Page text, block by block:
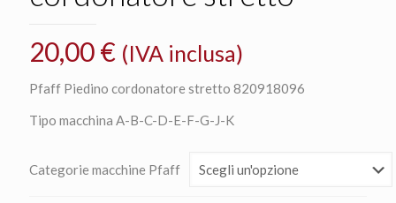
20,00€ (IVA inclusa)
Pfaff Piedino cordonatore stretto 820918096
Tipo macchina A-B-C-D-E-F-G-J-K
Categorie macchine Pfaff